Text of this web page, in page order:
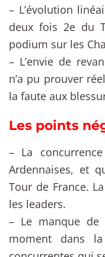
– L’évolution
deux fois 2e du
podium sur les
– L’envie de
n’a pu prouver
la faute aux
Les points
– La
Ardennaises, et
Tour de France.
les leaders.
– Le manque
moment dans